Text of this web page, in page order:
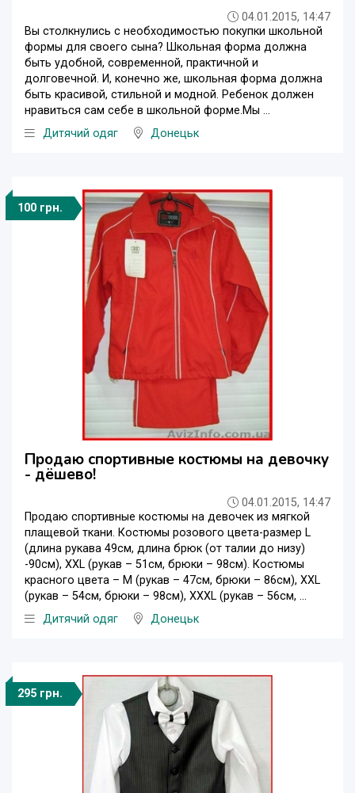
04.01.2015, 14:47
Вы столкнулись с необходимостью покупки школьной
формы для своего сына? Школьная форма должна
быть удобной, современной, практичной и
долговечной. И, конечно же, школьная форма должна
быть красивой, стильной и модной. Ребенок должен
нравиться сам себе в школьной форме.Мы ...
Дитячий одяг
Донецьк
100 грн.
Продаю спортивные костюмы на девочку
- дёшево!
04.01.2015, 14:47
Продаю спортивные костюмы на девочек из мягкой
плащевой ткани. Костюмы розового цвета-размер L
(длина рукава 49см, длина брюк (от талии до низу)
-90см), XXL (рукав – 51см, брюки – 98см). Костюмы
красного цвета – М (рукав – 47см, брюки – 86см), XXL
(рукав – 54см, брюки – 98см), XXXL (рукав – 56см, ...
Дитячий одяг
Донецьк
295 грн.